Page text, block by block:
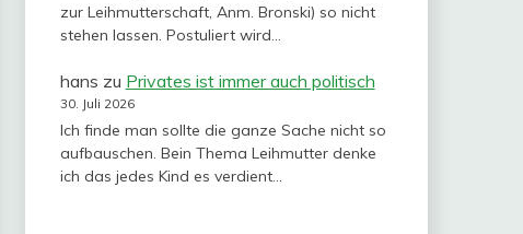
zur Leihmutterschaft, Anm. Bronski) so nicht
stehen lassen. Postuliert wird…
hans zu Privates ist immer auch politisch
30. Juli 2026
Ich finde man sollte die ganze Sache nicht so
aufbauschen. Bein Thema Leihmutter denke
ich das jedes Kind es verdient…